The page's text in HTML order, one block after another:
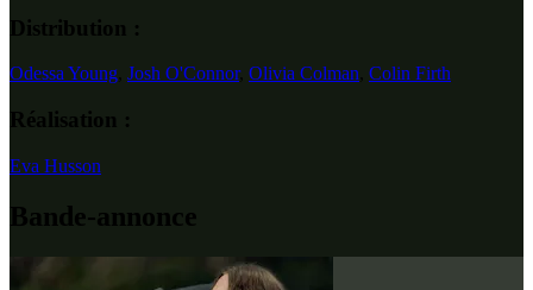
Distribution :
Odessa Young Josh O'Connor, Olivia Colman Colin Firth
Réalisation :
Eva Husson
Bande-annonce